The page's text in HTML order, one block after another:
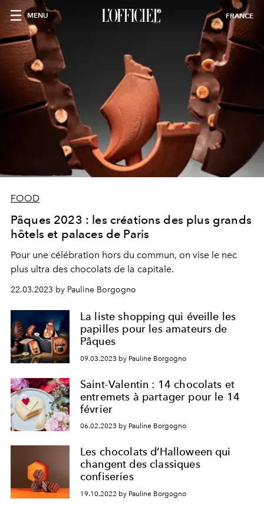
MENU FRANCE
FOOD
Pâques 2023 : les créations des plus grands
hôtels et palaces de Paris
Pour une célébration hors du commun, on vise le nec
plus ultra des chocolats de la capitale.
22.03.2023 by Pauline Borgogno
La liste shopping qui éveille les
papilles pour les amateurs de
Pâques
09.03.2023 by Pauline Borgogno
Saint-Valentin : 14 chocolats et
entremets à partager pour le 14
février
06.02.2023 by Pauline Borgogno
Les chocolats d’Halloween qui
changent des classiques
confiseries
19.10.2022 by Pauline Borgogno